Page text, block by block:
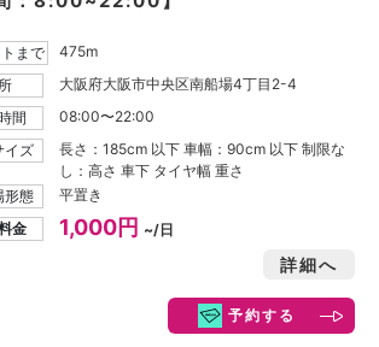
まで
475m
大阪府大阪市中央区南船場4丁目2-4
間
08:00〜22:00
イズ
長さ：185cm 以下 車幅：90cm 以下 制限な
し：高さ 車下 タイヤ幅 重さ
形態
平置き
金
1,000円 ~/日
詳細へ
予約する